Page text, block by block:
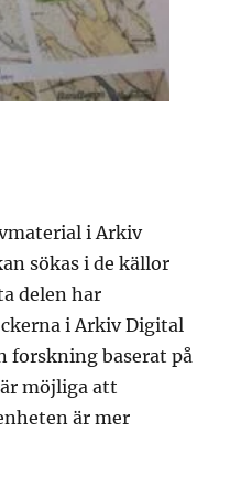
i Arkiv
sökas i de källor
delen har
i Arkiv Digital
baserat på
möjliga att
är mer